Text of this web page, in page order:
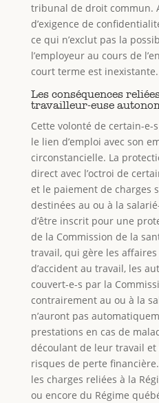
tribunal de droit commun.
d’exigence de
ce qui n’exclut pas la
l’employeur au cours de
court terme est inexistante.
Les conséquences
travailleur-euse
Cette volonté de certain-e-
le lien d’emploi avec son
circonstancielle. La
direct avec l’octroi de
et le paiement de charges
destinées au ou à la
d’être inscrit pour une
de la Commission de la
travail, qui gère les
d’accident au travail, les
couvert-e-s par la
contrairement au ou à la
n’auront pas
prestations en cas de
découlant de leur travail
risques de perte
les charges reliées à la
ou encore du Régime